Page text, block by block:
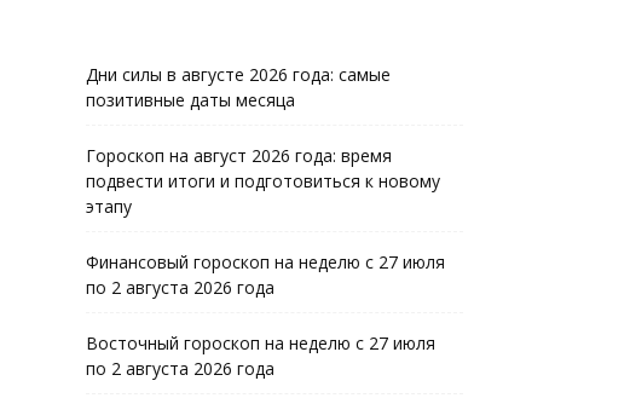
Дни силы в августе 2026 года: самые
позитивные даты месяца
Гороскоп на август 2026 года: время
подвести итоги и подготовиться к новому
этапу
Финансовый гороскоп на неделю с 27 июля
по 2 августа 2026 года
Восточный гороскоп на неделю с 27 июля
по 2 августа 2026 года